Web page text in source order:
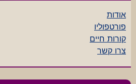
אודות
פורטפוליו
קורות חיים
צרו קשר